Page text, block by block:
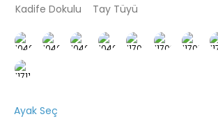
Kadife Dokulu
Tay Tüyü
Ayak Seç